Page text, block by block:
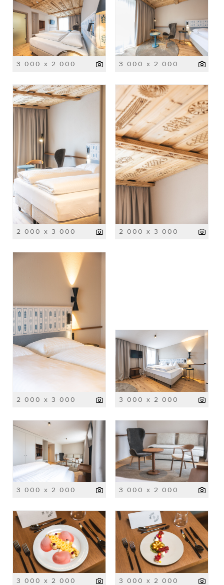
3 000 x 2 000 3 000 x 2 000
2 000 x 3 000 2 000 x 3 000
2 000 x 3 000 3 000 x 2 000
3 000 x 2 000 3 000 x 2 000
3 000 x 2 000 3 000 x 2 000